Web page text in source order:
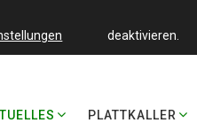
PLATT­KAL­LER
deaktivieren.